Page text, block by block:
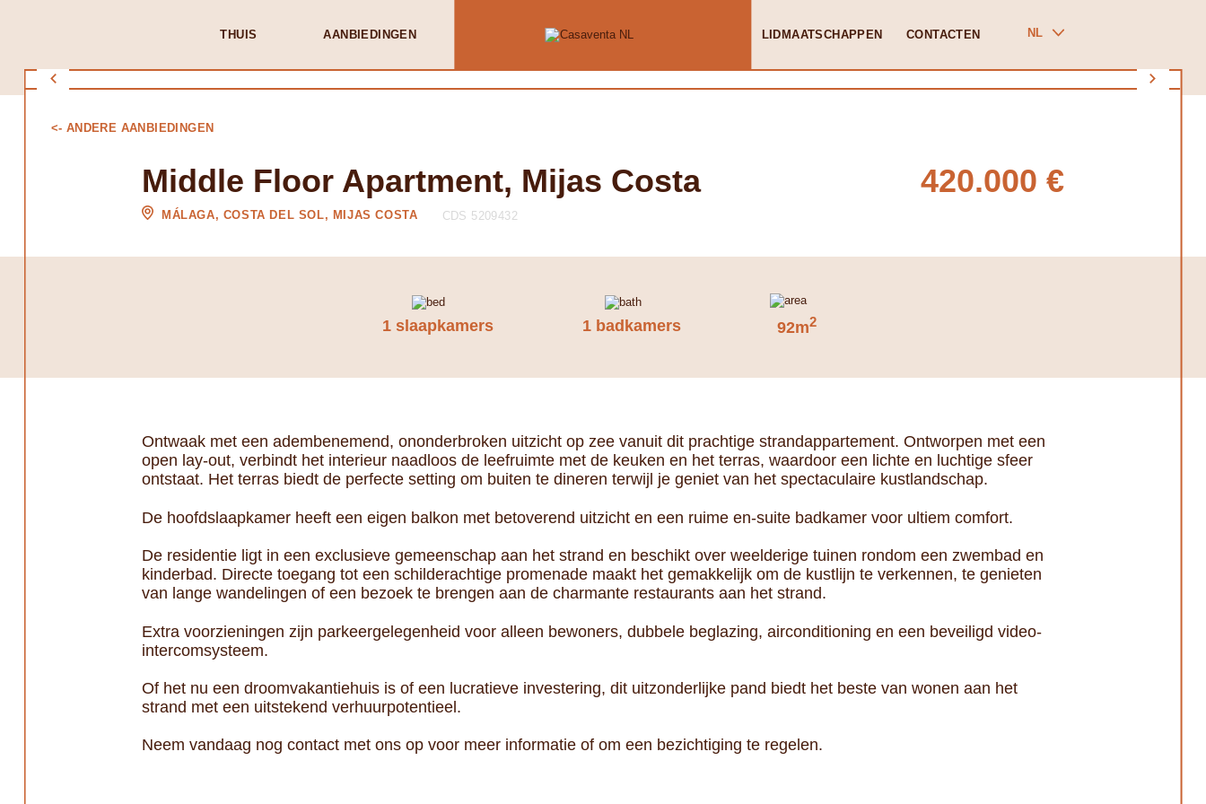
THUIS AANBIEDINGEN LIDMAATSCHAPPEN CONTACTEN NL
<- ANDERE AANBIEDINGEN
Middle Floor Apartment, Mijas Costa
MÁLAGA, COSTA DEL SOL, MIJAS COSTA CDS 5209432
420.000 €
1 slaapkamers 1 badkamers 92m2
Ontwaak met een adembenemend, ononderbroken uitzicht op zee vanuit dit prachtige strandappartement. Ontworpen met een
open lay-out, verbindt het interieur naadloos de leefruimte met de keuken en het terras, waardoor een lichte en luchtige sfeer
ontstaat. Het terras biedt de perfecte setting om buiten te dineren terwijl je geniet van het spectaculaire kustlandschap.
De hoofdslaapkamer heeft een eigen balkon met betoverend uitzicht en een ruime en-suite badkamer voor ultiem comfort.
De residentie ligt in een exclusieve gemeenschap aan het strand en beschikt over weelderige tuinen rondom een zwembad en
kinderbad. Directe toegang tot een schilderachtige promenade maakt het gemakkelijk om de kustlijn te verkennen, te genieten
van lange wandelingen of een bezoek te brengen aan de charmante restaurants aan het strand.
Extra voorzieningen zijn parkeergelegenheid voor alleen bewoners, dubbele beglazing, airconditioning en een beveiligd video-
intercomsysteem.
Of het nu een droomvakantiehuis is of een lucratieve investering, dit uitzonderlijke pand biedt het beste van wonen aan het
strand met een uitstekend verhuurpotentieel.
Neem vandaag nog contact met ons op voor meer informatie of om een bezichtiging te regelen.